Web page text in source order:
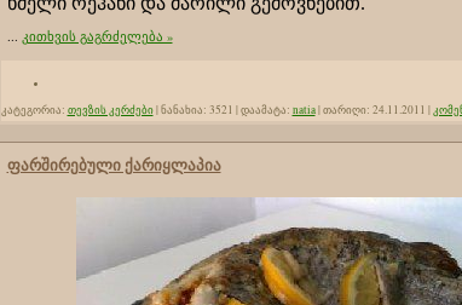
... კითხვის გაგრძელება »
კატეგორია: თევზის კერძები|ნანახია: 3521 |დაამატა: natia|თარიღი: 24.11.2011 |
ფარშირებული ქარიყლაპია